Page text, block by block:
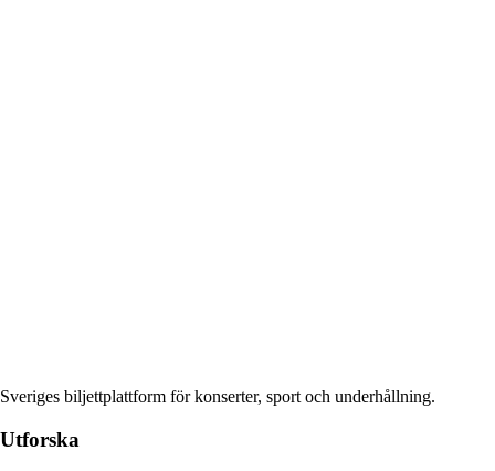
Sveriges biljettplattform för konserter, sport och underhållning.
Utforska